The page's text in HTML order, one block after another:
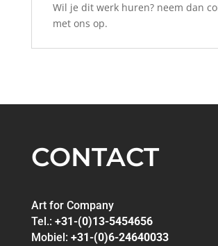
Wil je dit werk huren? neem dan
met ons op.
CONTACT
Art for Company
Tel.: +31-(0)13-5454656
Mobiel: +31-(0)6-24640033